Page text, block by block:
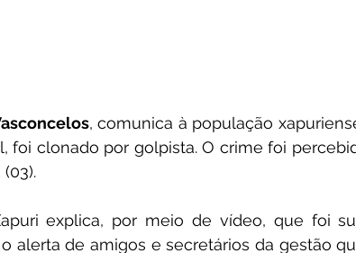
, comunica à população
foi clonado por golpista. O crime foi
explica, por meio de vídeo, que foi
alerta de amigos e secretários da gestão